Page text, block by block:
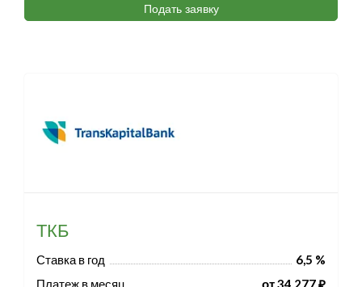
Подать заявку
ТКБ
Ставка в год
6,5 %
Платеж в месяц
от 34 277 ₽